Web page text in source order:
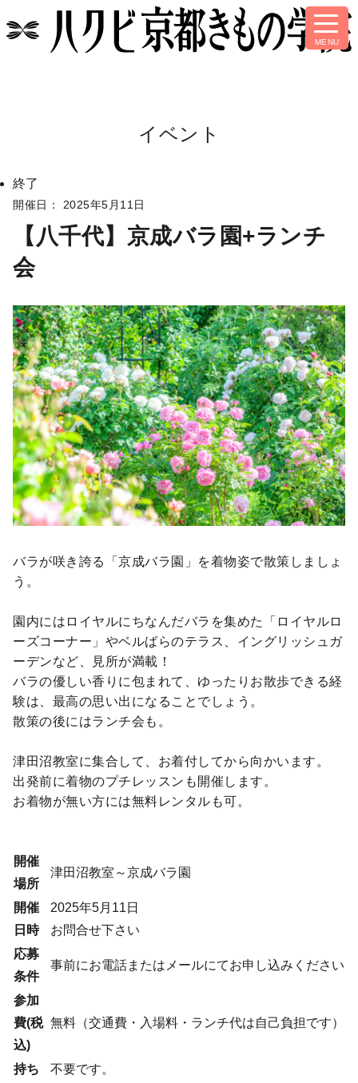
イベント
終了
開催日： 2025年5月11日
【八千代】京成バラ園+ランチ
会
バラが咲き誇る「京成バラ園」を着物姿で散策しましょ
う。
園内にはロイヤルにちなんだバラを集めた「ロイヤルロ
ーズコーナー」やベルばらのテラス、イングリッシュガ
ーデンなど、見所が満載！
バラの優しい香りに包まれて、ゆったりお散歩できる経
験は、最高の思い出になることでしょう。
散策の後にはランチ会も。
津田沼教室に集合して、お着付してから向かいます。
出発前に着物のプチレッスンも開催します。
お着物が無い方には無料レンタルも可。
開催
場所
津田沼教室～京成バラ園
開催
日時
2025年5月11日
お問合せ下さい
応募
条件
事前にお電話またはメールにてお申し込みください
参加
費(税
込)
無料（交通費・入場料・ランチ代は自己負担です）
持ち
不要です。